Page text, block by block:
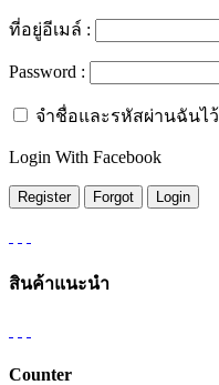
ที่อยู่อีเมล์ :
Password :
จำชื่อและรหัสผ่านฉันไว้
Login With Facebook
สินค้าแนะนำ
Counter